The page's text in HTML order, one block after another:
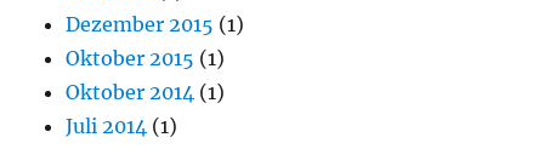
Dezember 2015 (1)
Oktober 2015 (1)
Oktober 2014 (1)
Juli 2014 (1)